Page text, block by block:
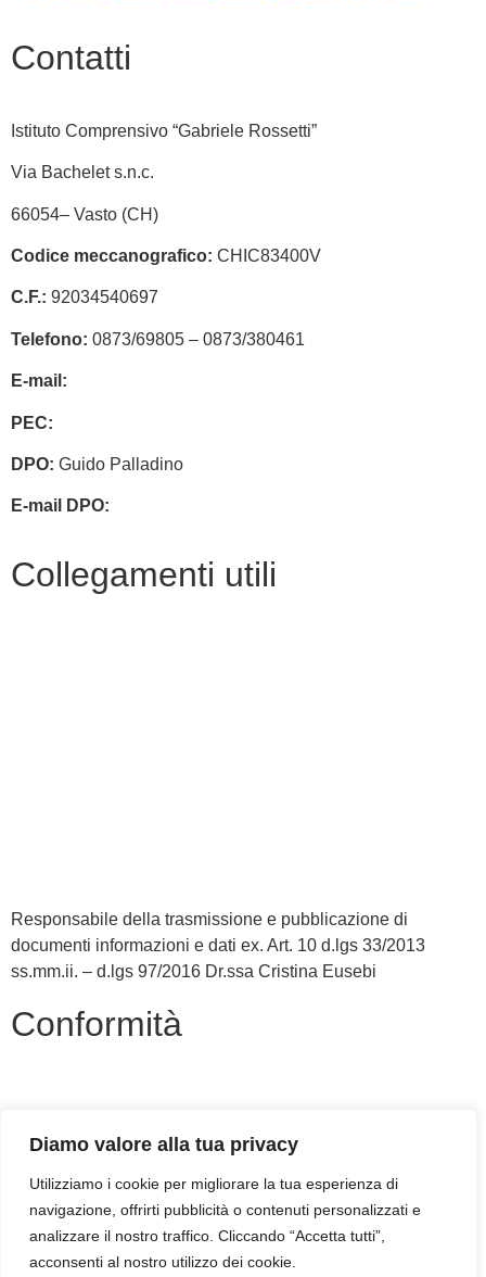
Diamo valore alla tua privacy
Utilizziamo i cookie per migliorare la tua esperienza di
navigazione, offrirti pubblicità o contenuti personalizzati e
analizzare il nostro traffico. Cliccando “Accetta tutti”,
acconsenti al nostro utilizzo dei cookie.
Contatti
Istituto Comprensivo “Gabriele Rossetti”
Via Bachelet s.n.c.
66054– Vasto (CH)
Codice meccanografico: CHIC83400V
C.F.: 92034540697
Telefono: 0873/69805 – 0873/380461
E-mail:
PEC:
DPO: Guido Palladino
E-mail DPO:
Collegamenti utili
Responsabile della trasmissione e pubblicazione di
documenti informazioni e dati ex. Art. 10 d.lgs 33/2013
ss.mm.ii. – d.lgs 97/2016 Dr.ssa Cristina Eusebi
Conformità
Dichiarazione di Accessibilità
Note legali
Accesso riservato